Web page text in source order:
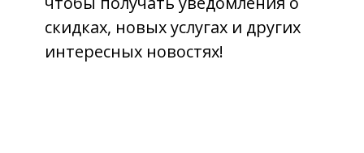
скидках, новых услугах и других
интересных новостях!